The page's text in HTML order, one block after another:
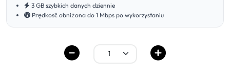
3 GB szybkich danych dziennie
Prędkość obniżona do 1 Mbps po wykorzystaniu